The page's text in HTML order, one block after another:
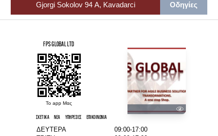
Gjorgi Sokolov 94 A, Kavadarci Οδηγίες
FPS GLOBAL LTD
Το app Μας
ΣΧΕΤΙΚΆ ΝΈΑ ΥΠΗΡΕΣΊΕΣ
ΕΠΙΚΟΙΝΩΝΊΑ
ΔΕΥΤΕΡΑ
09:00-17:00